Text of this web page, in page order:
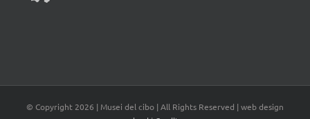
© Copyright 2026 | Musei del cibo | All Rights Reserved | web design